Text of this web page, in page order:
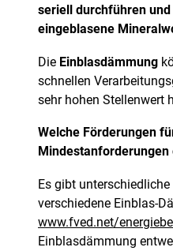
seriell durchführen
eingeblasene
Die Einblasdämmung
schnellen
sehr hohen Stellenwert
Welche Förderungen
Mindestanforderungen
Es gibt unterschiedliche
verschiedene Einblas-
www.fved.net/
Einblasdämmung